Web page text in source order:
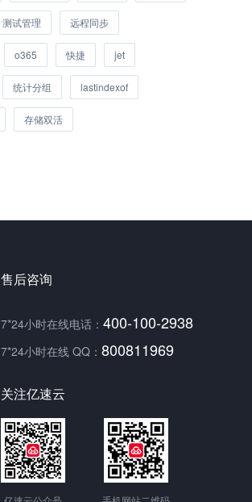
测试管理 远程同步
o365 快捷 jet
统计分组 lastindexof
存储双活
售后咨询
7*24小时在线电话： 400-100-2938
7*24小时在线 QQ： 800811969
关注亿速云